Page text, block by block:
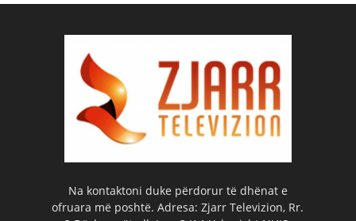
Na kontaktoni duke përdorur të dhënat e
ofruara më poshtë. Adresa: Zjarr Televizion, Rr.